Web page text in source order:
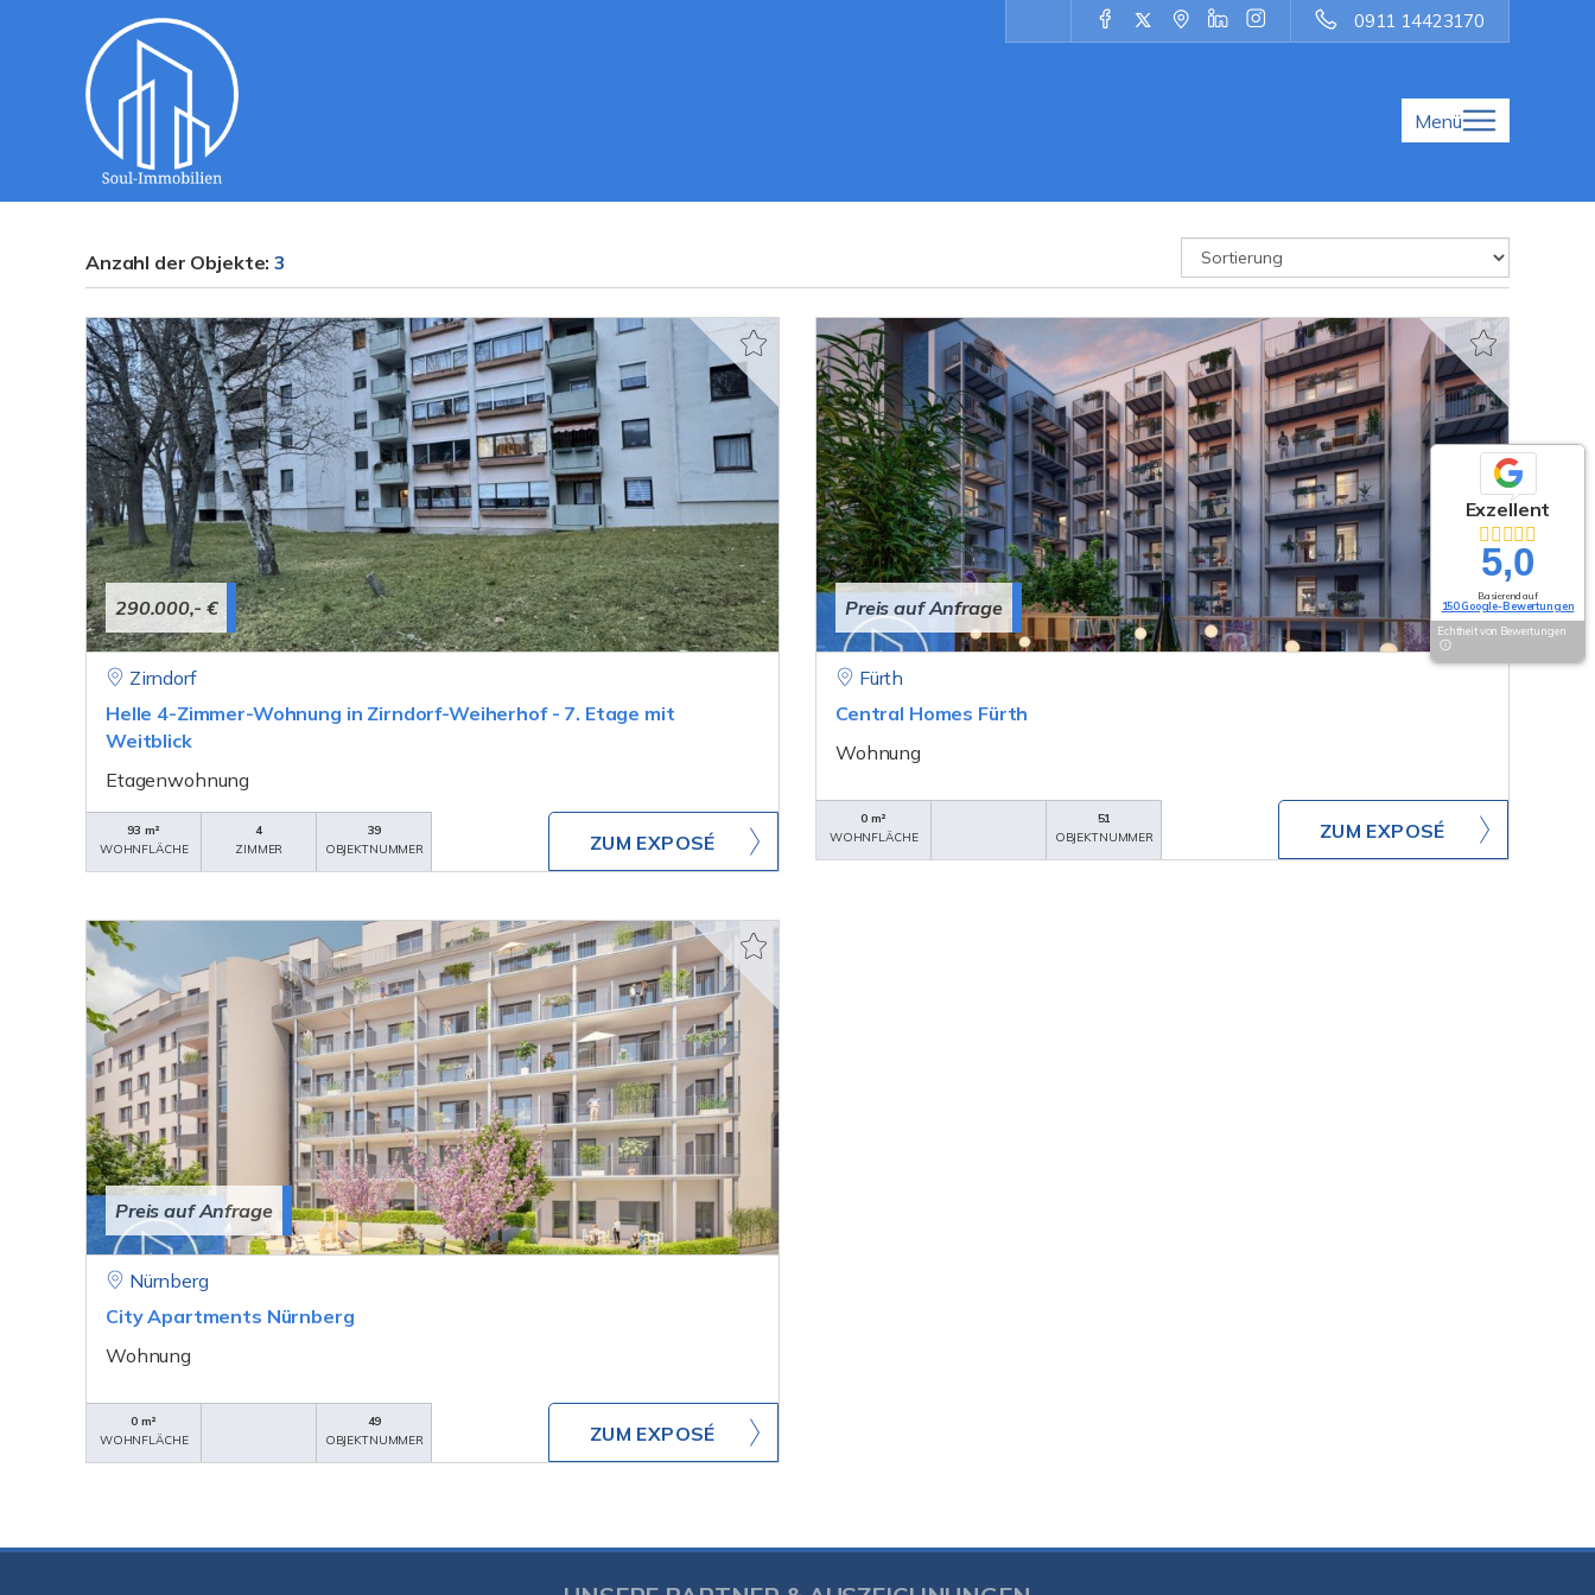
0911 14423170
Menü
Anzahl der Objekte:3
290.000,- €
Zirndorf
Helle 4-Zimmer-Wohnung in Zirndorf-Weiherhof - 7. Etage mit
Weitblick
Etagenwohnung
93 m²
WOHNFLÄCHE
4
ZIMMER
39
OBJEKTNUMMER
ZUM EXPOSÉ
Preis auf Anfrage
Fürth
Central Homes Fürth
Wohnung
0 m²
WOHNFLÄCHE
51
OBJEKTNUMMER
ZUM EXPOSÉ
Preis auf Anfrage
Nürnberg
City Apartments Nürnberg
Wohnung
0 m²
WOHNFLÄCHE
49
OBJEKTNUMMER
ZUM EXPOSÉ
Exzellent
5,0
Basierend auf
150 Google-Bewertungen
Echtheit von Bewertungen